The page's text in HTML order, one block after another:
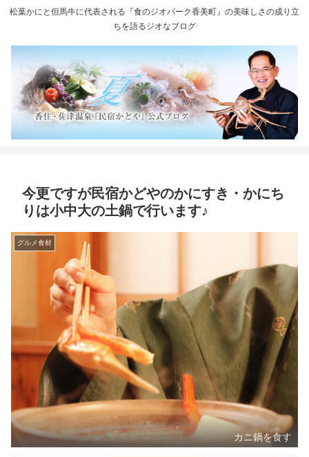
松葉かにと但馬牛に代表される『食のジオパーク香美町』の美味しさの成り立
ちを語るジオなブログ
今更ですが民宿かどやのかにすき・かにち
りは小中大の土鍋で行います♪
グルメ食材
カニ鍋を食す